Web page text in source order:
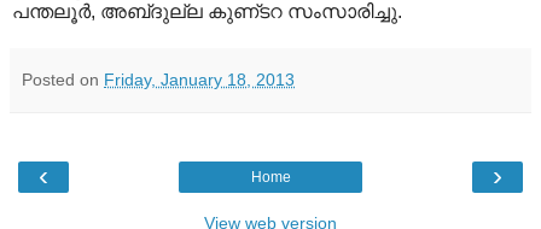
പന്തലൂര്‍, അബ്‌ദുല്ല കുണ്‌ടറ സംസാരിച്ചു.
Posted on Friday, January 18, 2013
‹ ›
Home
View web version